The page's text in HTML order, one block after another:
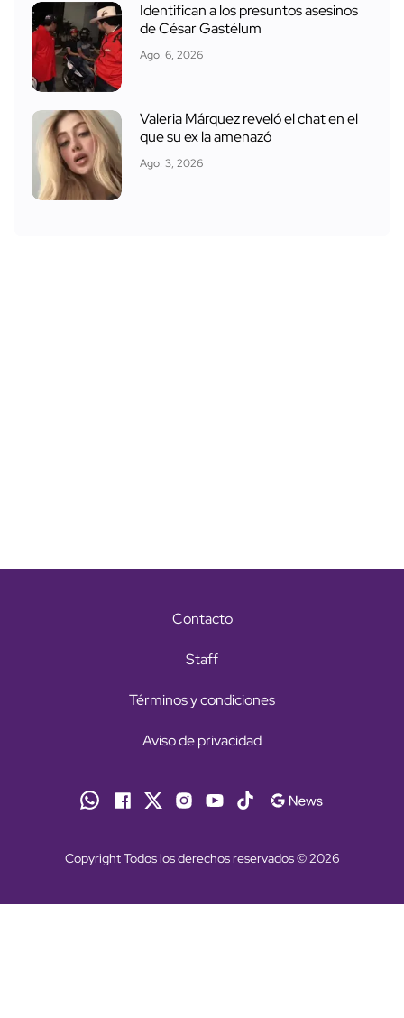
Identifican a los presuntos asesinos
de César Gastélum
Ago. 6, 2026
Valeria Márquez reveló el chat en el
que su ex la amenazó
Ago. 3, 2026
Contacto
Staff
Términos y condiciones
Aviso de privacidad
Copyright Todos los derechos reservados © 2026